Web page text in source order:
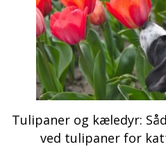
Tulipaner og kæledyr:
ved tulipaner for